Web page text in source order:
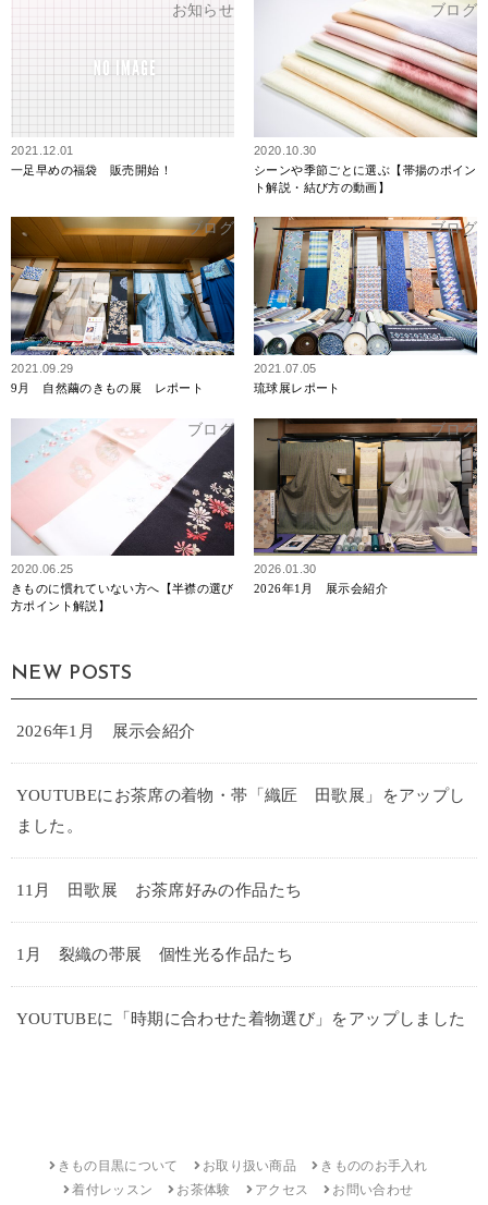
お知らせ
2021.12.01
一足早めの福袋 販売開始！
ブログ
2020.10.30
シーンや季節ごとに選ぶ【帯揚のポイン
ト解説・結び方の動画】
ブログ
2021.09.29
9月 自然繭のきもの展 レポート
ブログ
2021.07.05
琉球展レポート
ブログ
2020.06.25
きものに慣れていない方へ【半襟の選び
方ポイント解説】
ブログ
2026.01.30
2026年1月 展示会紹介
NEW POSTS
2026年1月 展示会紹介
YOUTUBEにお茶席の着物・帯「織匠 田歌展」をアップし
ました。
11月 田歌展 お茶席好みの作品たち
1月 裂織の帯展 個性光る作品たち
YOUTUBEに「時期に合わせた着物選び」をアップしました
きもの目黒について お取り扱い商品
きもののお手入れ
着付レッスン
お茶体験 アクセス お問い合わせ